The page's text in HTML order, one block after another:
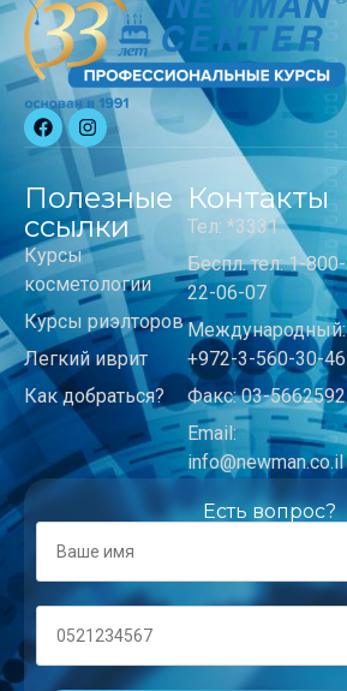
Полезные
ссылки
Курсы
косметологии
Курсы риэлторов
Легкий иврит
Как добраться?
Контакты
Тел: *3331
Беспл. тел: 1-800-
22-06-07
Международный:
+972-3-560-30-46
Факс: 03-5662592
Email:
info@newman.co.il
Есть вопрос?